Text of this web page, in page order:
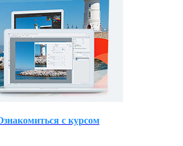
с курсом